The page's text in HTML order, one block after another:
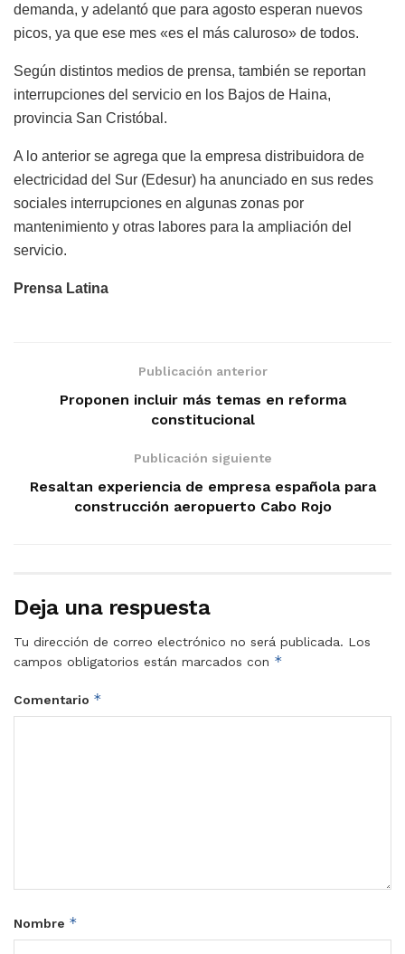
demanda, y adelantó que para agosto esperan nuevos
picos, ya que ese mes «es el más caluroso» de todos.
Según distintos medios de prensa, también se reportan
interrupciones del servicio en los Bajos de Haina,
provincia San Cristóbal.
A lo anterior se agrega que la empresa distribuidora de
electricidad del Sur (Edesur) ha anunciado en sus redes
sociales interrupciones en algunas zonas por
mantenimiento y otras labores para la ampliación del
servicio.
Prensa Latina
Publicación anterior
Proponen incluir más temas en reforma
constitucional
Publicación siguiente
Resaltan experiencia de empresa española para
construcción aeropuerto Cabo Rojo
Deja una respuesta
Tu dirección de correo electrónico no será publicada. Los
campos obligatorios están marcados con *
Comentario *
Nombre *